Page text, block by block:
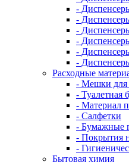
-
-
-
-
-
-
Расходные
- Мешки для
- Туалетная
- Материал
- Салфетки
- Бумажные
- Покрытия
-
Бытовая химия